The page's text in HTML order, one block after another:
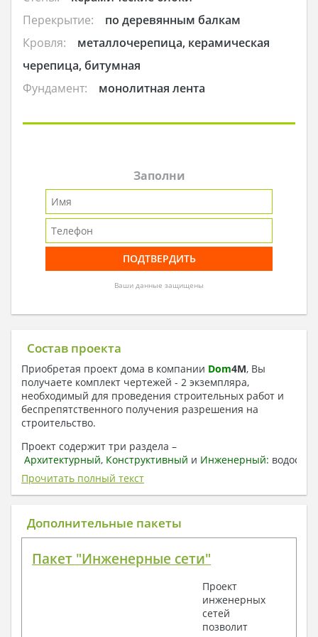
Перекрытие:
по деревянным балкам
Кровля:
металлочерепица, керамическая
черепица, битумная
Фундамент:
монолитная лента
Заполни
Ваши данные защищены
Состав проекта
Приобретая проект дома в компании Dom4M, Вы
получаете комплект чертежей - 2 экземпляра,
необходимый для проведения строительных работ и
беспрепятственного получения разрешения на
строительство.
Проект содержит три раздела –
Архитектурный, Конструктивный и Инженерный:
отопление, вентиляция, канализация,
электроснабжение (приобретается за дополнительную
плату) + Пояснительная записка.
1. Архитектурный раздел:
План координационных осей
Поэтажные маркировочные планы с
Разрезы и состав конструкций
Прочитать полный текст
Дополнительные пакеты
Пакет "Инженерные сети"
Проект
инженерных
сетей
позволит